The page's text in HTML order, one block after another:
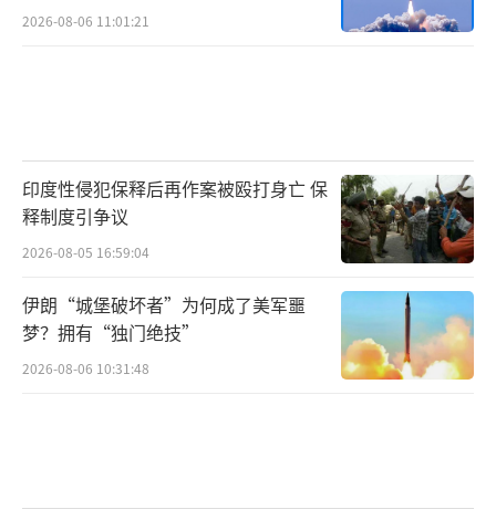
2026-08-06 11:01:21
印度性侵犯保释后再作案被殴打身亡 保
释制度引争议
2026-08-05 16:59:04
伊朗“城堡破坏者”为何成了美军噩
梦？拥有“独门绝技”
2026-08-06 10:31:48